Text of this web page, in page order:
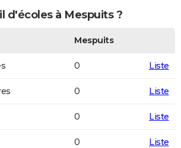
d'écoles à Mespuits ?
Mespuits
0 Liste
0 Liste
0 Liste
0 Liste